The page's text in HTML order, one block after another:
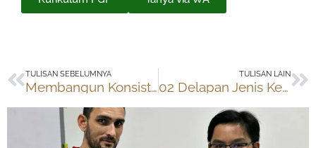
Prev
TULISAN SEBELUMNYA
Membangun Konsistensi: Dokumentasi Keseharian 30 Menit
TULISAN LAIN
02 Delapan Jenis Kecerdasan Anak